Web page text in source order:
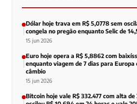
Dólar hoje trava em R$ 5,0778 sem
congela no pregão enquanto Selic de
15 jun 2026
Euro hoje opera a R$ 5,8862 com
enquanto viagem de 7 dias para Europa
câmbio
15 jun 2026
Bitcoin hoje vale R$ 332.477 com alta